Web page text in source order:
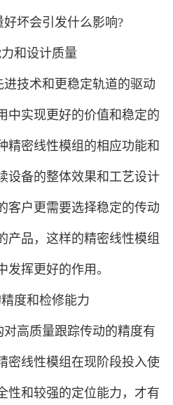
坏会引发什么影响?
和设计质量
技术和更稳定轨道的驱动
中实现更好的价值和稳定的
精密线性模组的相应功能和
设备的整体效果和工艺设计
客户更需要选择稳定的传动
产品，这样的精密线性模组
挥更好的作用。
度和检修能力
高质量跟踪传动的精度有
密线性模组在现阶段投入使
性和较强的定位能力，才有